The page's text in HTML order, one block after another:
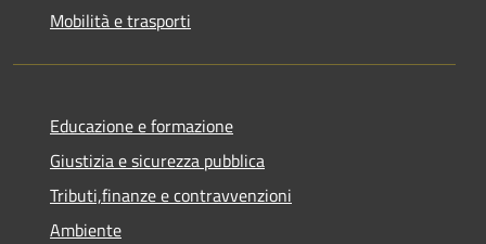
Mobilità e trasporti
Educazione e formazione
Giustizia e sicurezza pubblica
Tributi,finanze e contravvenzioni
Ambiente